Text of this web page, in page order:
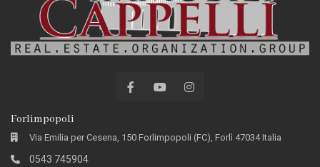
Forlimpopoli
Via Emilia per Cesena, 150 Forlimpopoli (FC), Forlì 47034 Italia
0543 745904